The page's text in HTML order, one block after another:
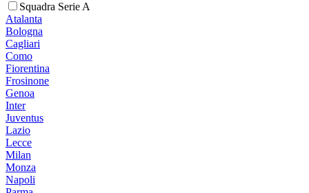
Squadra Serie A
Atalanta
Bologna
Cagliari
Como
Fiorentina
Frosinone
Genoa
Inter
Juventus
Lazio
Lecce
Milan
Monza
Napoli